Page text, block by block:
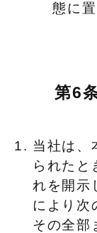
態に
第6
当社は、
られたと
れを開示
により次
その全部